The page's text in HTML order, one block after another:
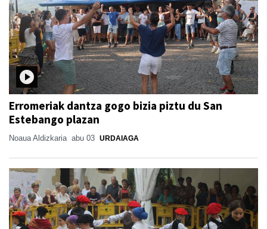
Erromeriak dantza gogo bizia piztu du San
Estebango plazan
Noaua Aldizkaria abu 03 URDAIAGA